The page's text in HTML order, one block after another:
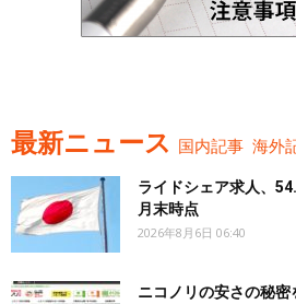
最新ニュース 国内記事 海外
ライドシェア求人、
月末時点
2026年8月6日 06:40
ニコノリの安さの秘